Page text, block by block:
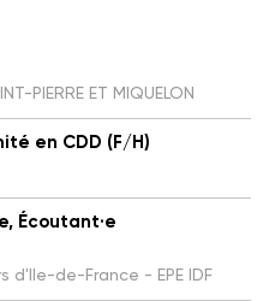
PIERRE ET MIQUELON
en CDD (F/H)
Écoutant·e
d'Ile-de-France - EPE IDF